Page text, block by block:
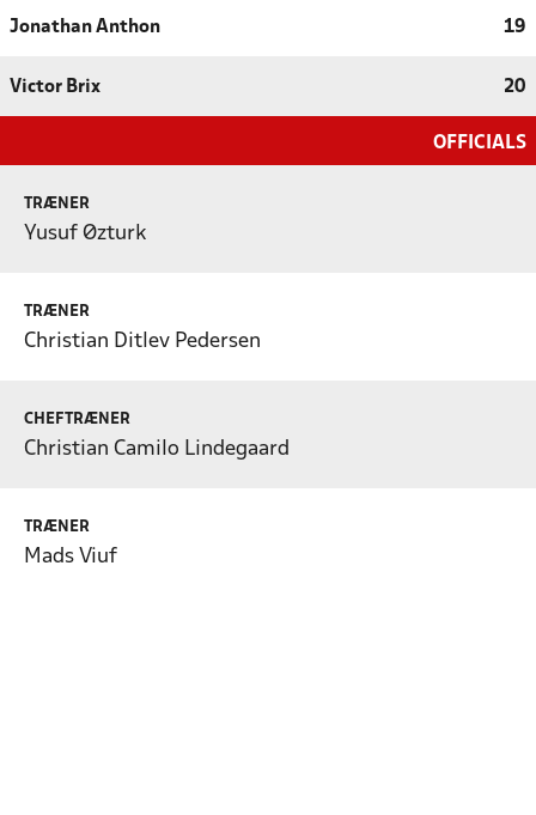
Jonathan Anthon 19
Victor Brix 20
OFFICIALS
TRÆNER
Yusuf Øzturk
TRÆNER
Christian Ditlev Pedersen
CHEFTRÆNER
Christian Camilo Lindegaard
TRÆNER
Mads Viuf